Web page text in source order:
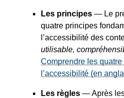
Les principes — Le
quatre principes
l’accessibilité des
utilisable,
Comprendre les
l’accessibilité (en
Les règles — Après